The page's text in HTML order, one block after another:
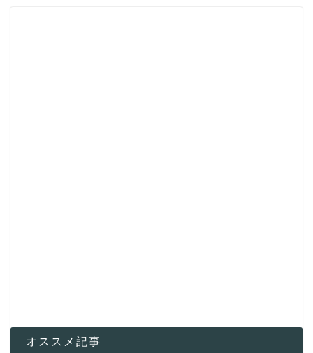
オススメ記事